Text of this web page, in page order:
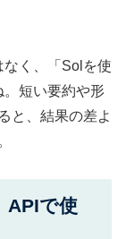
く、「Solを使
。短い要約や形
と、結果の差よ
APIで使